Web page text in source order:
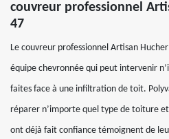
couvreur professionnel
47
Le couvreur professionnel Artisan
équipe chevronnée qui peut intervenir
faites face à une infiltration de toit.
réparer n’importe quel type de toiture
ont déjà fait confiance témoignent de